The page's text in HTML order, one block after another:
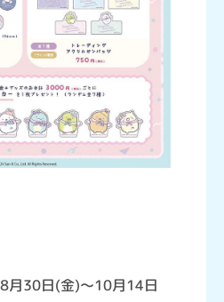
月30日(金)～10月14日